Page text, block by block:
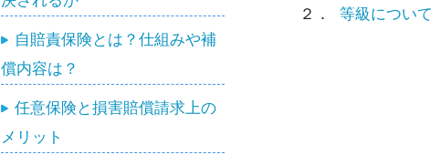
２． 等級について
自賠責保険とは？仕組みや補
償内容は？
任意保険と損害賠償請求上の
メリット